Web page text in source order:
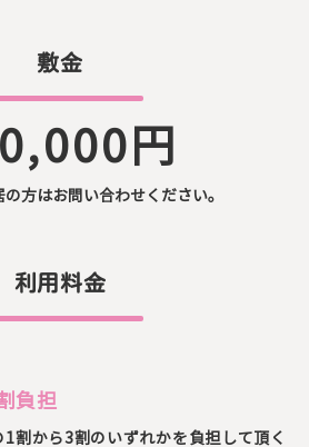
敷金
円
方はお問い合わせください。
利用料金
負担
割から3割のいずれかを負担して頂く